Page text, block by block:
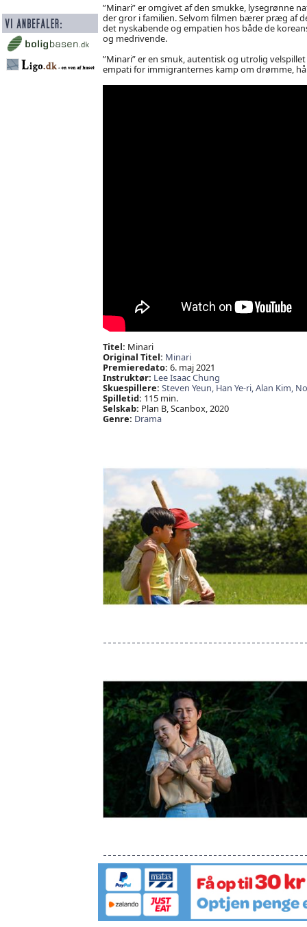
”Minari” er omgivet af den smukke, lysegrønne
der gror i familien. Selvom filmen bærer præg af
det nyskabende og empatien hos både de
og medrivende.
”Minari” er en smuk, autentisk og utrolig
empati for immigranternes kamp om drømme,
Titel: Minari
Original Titel: Minari
Premieredato: 6. maj 2021
Instruktør: Lee Isaac Chung
Skuespillere: Steven Yeun, Han Ye-ri,Alan Kim,
Spilletid: 115 min.
Selskab: Plan B, Scanbox, 2020
Genre: Drama